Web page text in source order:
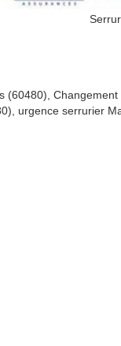
urgence serrurier